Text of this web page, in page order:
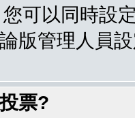
可以同時設
版管理人員
票?